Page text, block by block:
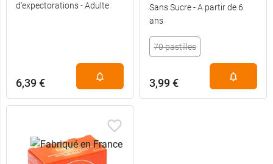
d'expectorations - Adulte
6,39 €
Sans Sucre - A partir de 6
ans
70 pastilles
3,99 €